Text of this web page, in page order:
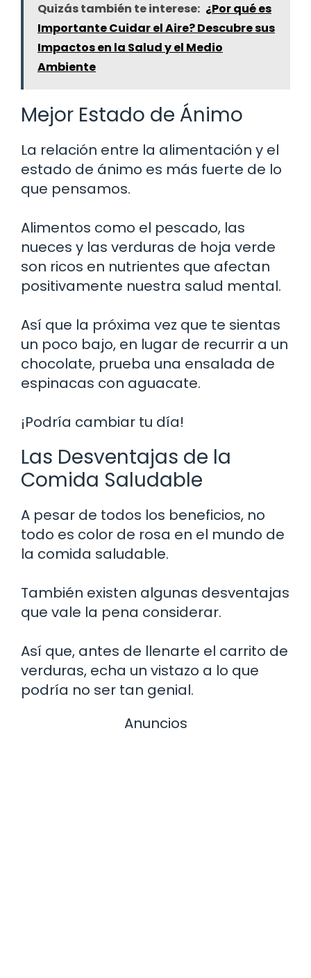
Quizás también te interese: ¿Por qué es
Importante Cuidar el Aire? Descubre sus
Impactos en la Salud y el Medio
Ambiente
Mejor Estado de Ánimo
La relación entre la alimentación y el
estado de ánimo es más fuerte de lo
que pensamos.
Alimentos como el pescado, las
nueces y las verduras de hoja verde
son ricos en nutrientes que afectan
positivamente nuestra salud mental.
Así que la próxima vez que te sientas
un poco bajo, en lugar de recurrir a un
chocolate, prueba una ensalada de
espinacas con aguacate.
¡Podría cambiar tu día!
Las Desventajas de la
Comida Saludable
A pesar de todos los beneficios, no
todo es color de rosa en el mundo de
la comida saludable.
También existen algunas desventajas
que vale la pena considerar.
Así que, antes de llenarte el carrito de
verduras, echa un vistazo a lo que
podría no ser tan genial.
Anuncios